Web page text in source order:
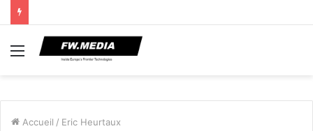
Menu
Accueil / Eric Heurtaux